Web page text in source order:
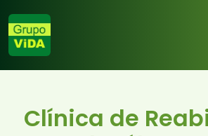
Clínica de